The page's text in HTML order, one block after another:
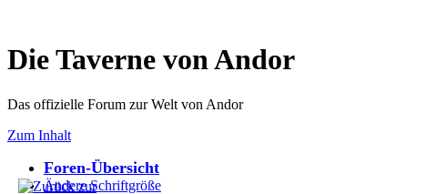
Die Taverne von Andor
Das offizielle Forum zur Welt von Andor
Zum Inhalt
Foren-Übersicht
Ändere Schriftgröße